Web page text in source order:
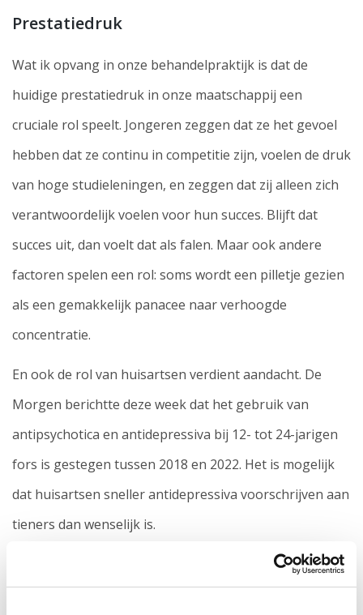
Prestatiedruk
Wat ik opvang in onze behandelpraktijk is dat de
huidige prestatiedruk in onze maatschappij een
cruciale rol speelt. Jongeren zeggen dat ze het gevoel
hebben dat ze continu in competitie zijn, voelen de druk
van hoge studieleningen, en zeggen dat zij alleen zich
verantwoordelijk voelen voor hun succes. Blijft dat
succes uit, dan voelt dat als falen. Maar ook andere
factoren spelen een rol: soms wordt een pilletje gezien
als een gemakkelijk panacee naar verhoogde
concentratie.
En ook de rol van huisartsen verdient aandacht. De
Morgen berichtte deze week dat het gebruik van
antipsychotica en antidepressiva bij 12- tot 24-jarigen
fors is gestegen tussen 2018 en 2022. Het is mogelijk
dat huisartsen sneller antidepressiva voorschrijven aan
tieners dan wenselijk is.
Hoe dan ook: dat prestatiedruk een rol speelt bevestigt